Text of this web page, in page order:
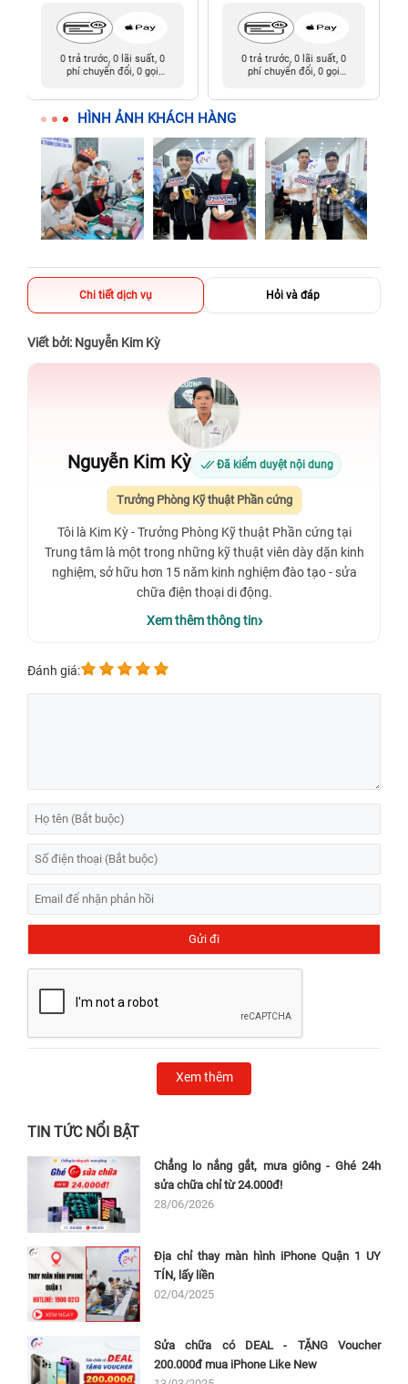
0 trả trước, 0 lãi suất, 0
phí chuyển đổi, 0 gọi
0 trả trước, 0 lãi suất, 0
phí chuyển đổi, 0 gọi
HÌNH ẢNH KHÁCH HÀNG
Chi tiết dịch vụ Hỏi và đáp
Viết bởi: Nguyễn Kim Kỳ
Nguyễn Kim Kỳ Đã kiểm duyệt nội dung
Trưởng Phòng Kỹ thuật Phần cứng
Tôi là Kim Kỳ - Trưởng Phòng Kỹ thuật Phần cứng tại
Trung tâm là một trong những kỹ thuật viên dày dặn kinh
nghiệm, sở hữu hơn 15 năm kinh nghiệm đào tạo - sửa
chữa điện thoại di động.
Xem thêm thông tin
Đánh giá:
Xem thêm
TIN TỨC NỔI BẬT
Chẳng lo nắng gắt, mưa giông - Ghé 24h
sửa chữa chỉ từ 24.000đ!
28/06/2026
Địa chỉ thay màn hình iPhone Quận 1 UY
TÍN, lấy liền
02/04/2025
Sửa chữa có DEAL - TẶNG Voucher
200.000đ mua iPhone Like New